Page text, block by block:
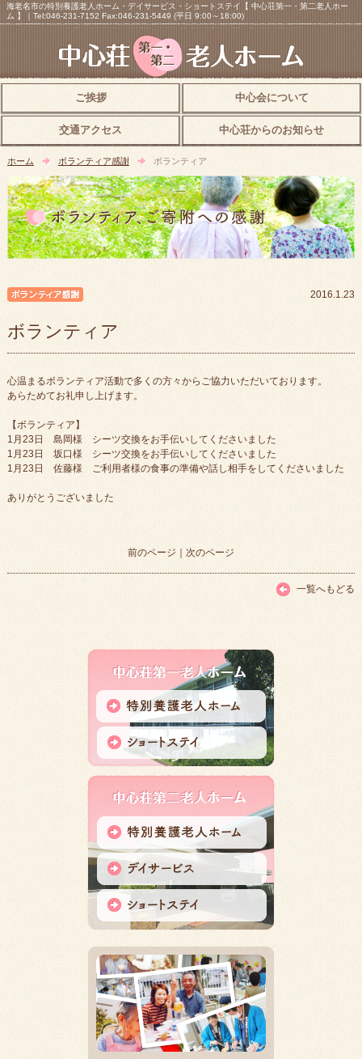
海老名市の特別養護老人ホーム・デイサービス・ショートステイ【 中心荘第一・第二老人ホー
ム 】｜Tel:046-231-7152 Fax:046-231-5449 (平日 9:00～18:00)
ご挨拶 中心会について
交通アクセス 中心荘からのお知らせ
ホーム ボランティア感謝 ボランティア
2016.1.23
ボランティア
心温まるボランティア活動で多くの方々からご協力いただいております。
あらためてお礼申し上げます。
【ボランティア】
1月23日 島岡様 シーツ交換をお手伝いしてくださいました
1月23日 坂口様 シーツ交換をお手伝いしてくださいました
1月23日 佐藤様 ご利用者様の食事の準備や話し相手をしてくださいました
ありがとうございました
前のページ ｜ 次のページ
一覧へもどる